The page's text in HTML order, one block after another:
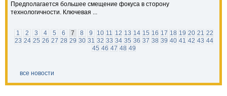
Предполагается большее смещение фокуса в сторону
технологичности. Ключевая ...
1 2 3 4 5 6 7 8 9 10 11 12 13 14 15 16 17 18 19 20 21 22
23 24 25 26 27 28 29 30 31 32 33 34 35 36 37 38 39 40 41 42 43 44
45 46 47 48 49
все новости